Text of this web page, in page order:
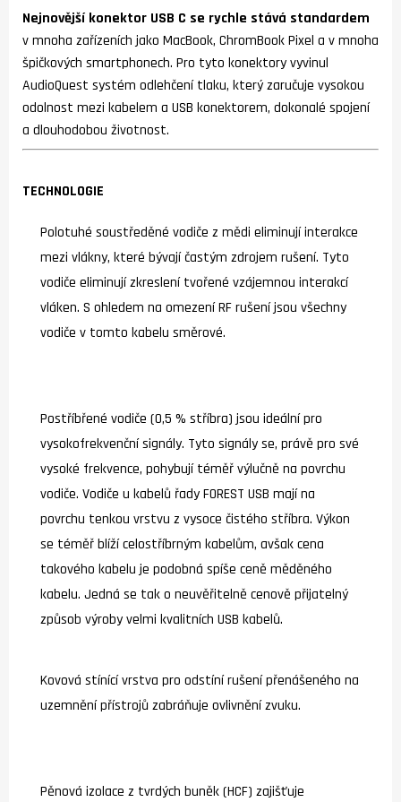
Nejnovější konektor USB C se rychle stává standardem
v mnoha zařízeních jako MacBook, ChromBook Pixel a v mnoha
špičkových smartphonech. Pro tyto konektory vyvinul
AudioQuest systém odlehčení tlaku, který zaručuje vysokou
odolnost mezi kabelem a USB konektorem, dokonalé spojení
a dlouhodobou životnost.
TECHNOLOGIE
Polotuhé soustředěné vodiče z mědi eliminují interakce
mezi vlákny, které bývají častým zdrojem rušení. Tyto
vodiče eliminují zkreslení tvořené vzájemnou interakcí
vláken. S ohledem na omezení RF rušení jsou všechny
vodiče v tomto kabelu směrové.
Postříbřené vodiče (0,5 % stříbra) jsou ideální pro
vysokofrekvenční signály. Tyto signály se, právě pro své
vysoké frekvence, pohybují téměř výlučně na povrchu
vodiče. Vodiče u kabelů řady FOREST USB mají na
povrchu tenkou vrstvu z vysoce čistého stříbra. Výkon
se téměř blíží celostříbrným kabelům, avšak cena
takového kabelu je podobná spíše ceně měděného
kabelu. Jedná se tak o neuvěřitelně cenově přijatelný
způsob výroby velmi kvalitních USB kabelů.
Kovová stínící vrstva pro odstíní rušení přenášeného na
uzemnění přístrojů zabráňuje ovlivnění zvuku.
Pěnová izolace z tvrdých buněk (HCF) zajišťuje